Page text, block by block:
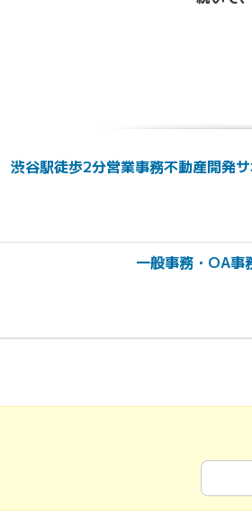
渋谷駅徒歩2分営業事務不動産開発
一般事務・OA事